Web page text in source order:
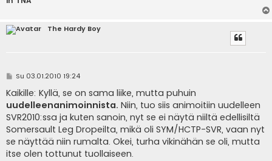
The Hardy Boy
V
e
s
t
i
Su 03.01.2010 19:24
Kaikille: Kyllä, se on sama liike, mutta puhuin
uudelleenanimoinnista. Niin, tuo siis animoitiin uudelleen
SVR2010:ssa ja kuten sanoin, nyt se ei näytä niiltä edellisiltä
Somersault Leg Dropeilta, mikä oli SYM/HCTP-SVR, vaan nyt
se näyttää niin rumalta. Okei, turha vikinähän se oli, mutta
itse olen tottunut tuollaiseen.